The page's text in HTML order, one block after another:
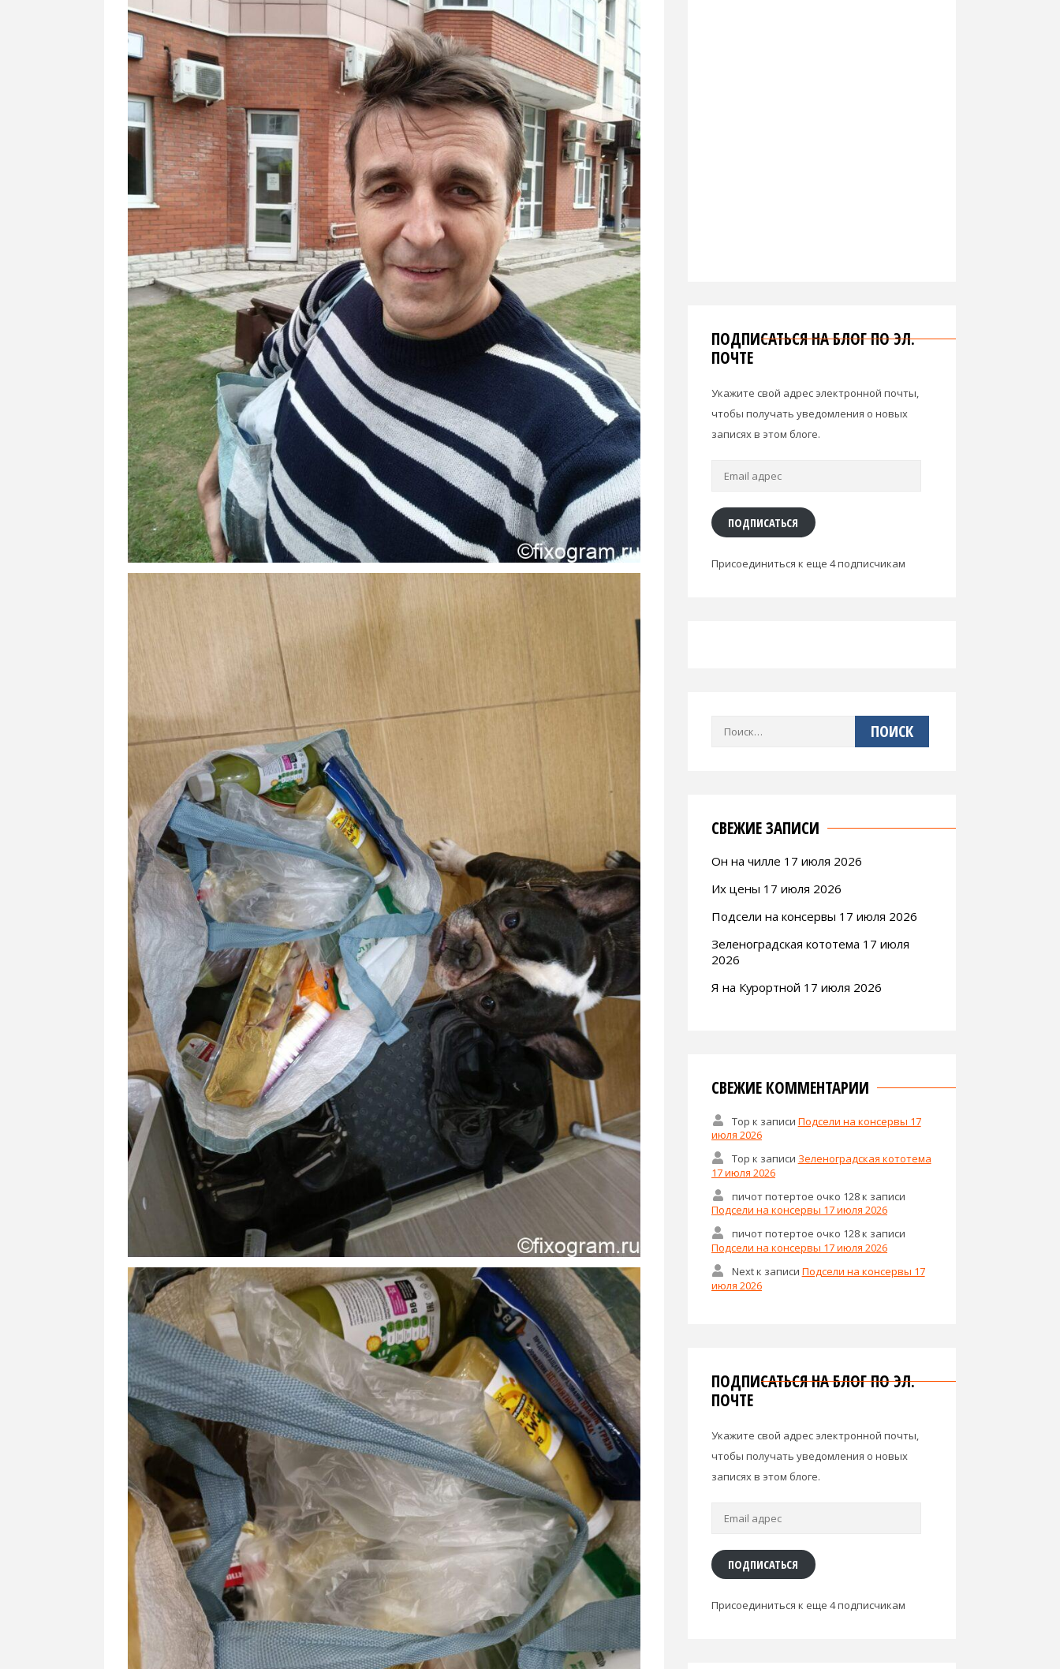
ПОДПИСАТЬСЯ НА БЛОГ ПО ЭЛ.
ПОЧТЕ
Укажите свой адрес электронной почты,
чтобы получать уведомления о новых
записях в этом блоге.
Email
ПОДПИСАТЬСЯ
Присоединиться к еще 4 подписчикам
СВЕЖИЕ ЗАПИСИ
Он на чилле 17 июля 2026
Их цены 17 июля 2026
Подсели на консервы 17 июля 2026
Зеленоградская кототема 17 июля
2026
Я на Курортной 17 июля 2026
СВЕЖИЕ КОММЕНТАРИИ
Тор к записи Подсели на консервы 17
июля 2026
Тор к записи Зеленоградская кототема
17 июля 2026
пичот потертое очко 128к записи
Подсели на консервы 17 июля 2026
пичот потертое очко 128к записи
Подсели на консервы 17 июля 2026
Nextк записи Подсели на консервы 17
июля 2026
ПОДПИСАТЬСЯ НА БЛОГ ПО ЭЛ.
ПОЧТЕ
Укажите свой адрес электронной почты,
чтобы получать уведомления о новых
записях в этом блоге.
ПОДПИСАТЬСЯ
Присоединиться к еще 4 подписчикам